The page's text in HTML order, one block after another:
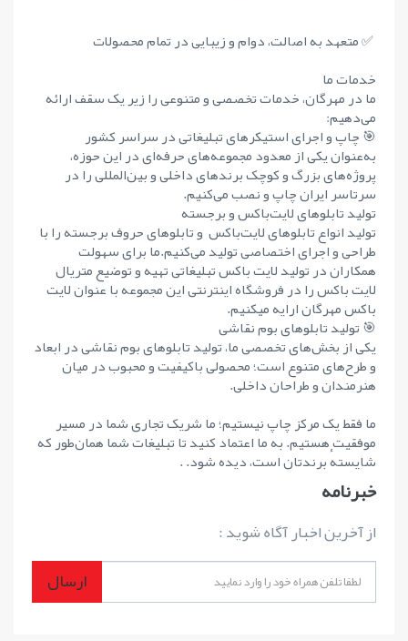
✅ متعهد به اصالت، دوام و زیبایی در تمام محصولات
خدمات ما
ما در مهرگان، خدمات تخصصی و متنوعی را زیر یک سقف ارائه
می‌دهیم:
🎯 چاپ و اجرای استیکرهای تبلیغاتی در سراسر کشور
به‌عنوان یکی از معدود مجموعه‌های حرفه‌ای در این حوزه،
پروژه‌های بزرگ و کوچک برندهای داخلی و بین‌المللی را در
سرتاسر ایران چاپ و نصب می‌کنیم.
تولید تابلوهای لایت‌باکس و برجسته
تولید انواع تابلوهای لایت‌باکس و تابلوهای حروف برجسته را با
طراحی و اجرای اختصاصی تولید می‌کنیم.ما برای سهولت
همکاران در تولید لایت باکس تبلیغاتی تهیه و توضیع متریال
لایت باکس را در فروشگاه اینترنتی این مجموعه با عنوان لایت
باکس مهرگان ارایه میکنیم.
🎯 تولید تابلوهای بوم نقاشی
یکی از بخش‌های تخصصی ما، تولید تابلوهای بوم نقاشی در ابعاد
و طرح‌های متنوع است؛ محصولی باکیفیت و محبوب در میان
هنرمندان و طراحان داخلی.
ما فقط یک مرکز چاپ نیستیم؛ ما شریک تجاری شما در مسیر
موفقیت هستیم. به ما اعتماد کنید تا تبلیغات شما همان‌طور که
شایستهٔ برندتان است، دیده شود. .
خبرنامه
از آخرین اخبار آگاه شوید :
ارسال